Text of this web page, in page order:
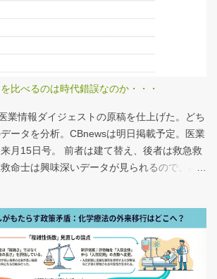
比べるのは時代錯誤なのか・・・
業情報ダイジェストの原稿を仕上げた。どち
ータを分析。CBnewsは明日掲載予定。医業
月15日号。 前者は建て替え、後者は救急救
命士は興味深いデータが見られるので、み
ストの記事をお読みください！なのだが、
グラフ。 病床機能報告（2023年度報告）を
の人数は常勤・非常勤（常勤換算）の合
は集計に含まない この施設は何人いるんだろ